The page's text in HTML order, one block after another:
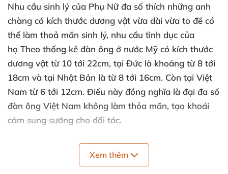
Nhu cầu sinh lý của Phụ Nữ đa số thích những anh
chàng có kích thước dương vật vừa dài vừa to để có
thể làm thoả mãn sinh lý, nhu cầu tình dục của
họ Theo thống kê đàn ông ở nước Mỹ có kích thước
dương vật từ 10 tới 22cm, tại Đức là khoảng từ 8 tới
18cm và tại Nhật Bản là từ 8 tới 16cm. Còn tại Việt
Nam từ 6 tới 12cm. Điều này đồng nghĩa là đại đa số
đàn ông Việt Nam không làm thỏa mãn, tạo khoái
cảm sung sướng cho đối tác.
Xem thêm